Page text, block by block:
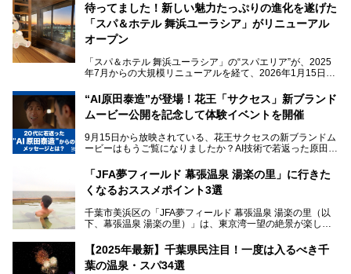
「サウナでしっかりととのいたい」「海が見える絶景で非日
常を味わいたい」「子連れでも気兼ねなく1日過ごした
い」。
そんな多様なニーズに応える施設が揃っているため、その日
の目的に合った施設がきっと見つかるはずです。
さらに最近では、24時間営業で深夜まで滞在できる施設
や、テレワーク・コワーキングスペースを備えた仕事もでき
るスパも増えており、ただの入浴施設にとどまらない進化を
本記事では、人気スーパー銭湯から絶景施設、コワーキング
スペースや休憩スペースが充実した施設、子連れファミリー
向けの施設など、目的に合わせたおすすめの施設を紹介しま
す。
ださい。
待ってました！新しい魅力たっぷりの進化を遂げた
「スパ＆ホテル 舞浜ユーラシア」がリニューアル
オープン
「スパ＆ホテル 舞浜ユーラシア」の“スパエリア”が、2025
年7月からの大規模リニューアルを経て、2026年1月15日
新設エリアや生まれ変わった浴場・サウナの魅力を、人気キ
ャラクター「ユーラシわん」と一緒にご紹介します。必見の
───
提供元：SPA＆HOTEL舞浜ユーラシア【PR】
です。
“AI原田泰造”が登場！花王「サクセス」新ブランド
ムービー公開を記念して体験イベントを開催
9月15日から放映されている、花王サクセスの新ブランドム
ービーはもうご覧になりましたか？AI技術で若返った原田泰
伝えるムービーです。公開を記念して、スパメッツァおおた
か竜泉寺の湯にて体験イベントを開催。花王サクセスの製品
が無料で試せるチャンスです！
提供元：花王株式会社【PR】
この記事は花王株式会社商品のPRレポート記事です。
「JFA夢フィールド 幕張温泉 湯楽の里」に行きた
くなるおススメポイント3選
千葉市美浜区の「JFA夢フィールド 幕張温泉 湯楽の里（以
下、幕張温泉 湯楽の里）」は、東京湾一望の絶景が楽しめ
設備も天然温泉の露天風呂、サウナ、岩盤浴のほか、高濃度
炭酸泉、海の見えるお休み処や食事処、展望抜群の屋上ま
で、年代を問わずたっぷり楽しめます。
【2025年最新】千葉県民注目！一度は入るべき千
葉の温泉・スパ34選